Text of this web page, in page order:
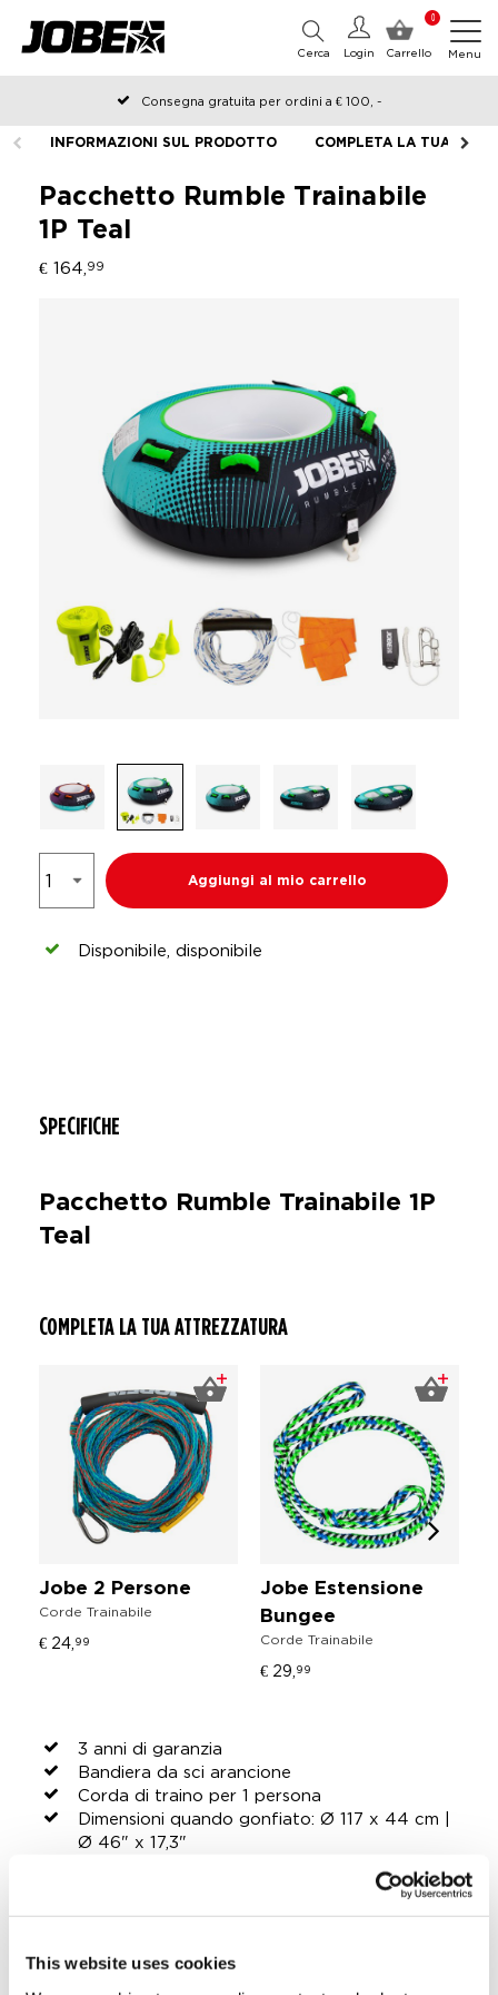
This website uses cookies
0
Carrello
Login
Cerca Menu
Consegna gratuita per ordini a € 100, -
Ordinato prima delle 12:00 nei giorni lavorativi, spedito lo stesso
giorno
INFORMAZIONI SUL PRODOTTO COMPLETA LA TUA
Pacchetto Rumble Trainabile
1P Teal
€ 164, 99
Aggiungi al mio carrello
Disponibile, disponibile
SPECIFICHE
Pacchetto Rumble Trainabile 1P
Teal
COMPLETA LA TUA ATTREZZATURA
Jobe 2 Persone
Corde Trainabile
€ 24, 99
Jobe Estensione
Bungee
Corde Trainabile
€ 29, 99
3 anni di garanzia
Bandiera da sci arancione
Corda di traino per 1 persona
Dimensioni quando gonfiato: Ø 117 x 44 cm |
Ø 46" x 17,3"
4 Manici con paranocche in neoprene